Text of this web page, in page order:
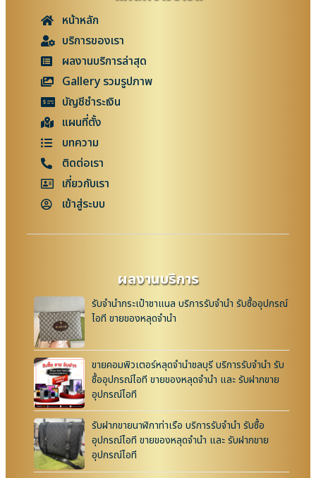
หน้าหลัก
บริการของเรา
ผลงานบริการล่าสุด
Gallery รวมรูปภาพ
บัญชีชำระเงิน
แผนที่ตั้ง
บทความ
ติดต่อเรา
เกี่ยวกับเรา
เข้าสู่ระบบ
ผลงานบริการ
รับจำนำกระเป๋าชาแนล บริการรับจำนำ รับซื้ออุปกรณ์
ไอที ขายของหลุดจำนำ
ขายคอมพิวเตอร์หลุดจำนำชลบุรี บริการรับจำนำ รับ
ซื้ออุปกรณ์ไอที ขายของหลุดจำนำ และ รับฝากขาย
อุปกรณ์ไอที
รับฝากขายนาฬิกาท่าเรือ บริการรับจำนำ รับซื้อ
อุปกรณ์ไอที ขายของหลุดจำนำ และ รับฝากขาย
อุปกรณ์ไอที